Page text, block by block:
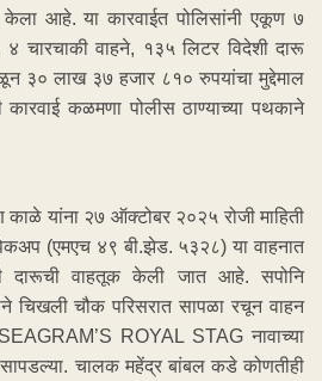
केला आहे. या कारवाईत पोलिसांनी एकूण ७
चारचाकी वाहने, १३५ लिटर विदेशी दारू
३० लाख ३७ हजार ८१० रुपयांचा मुद्देमाल
कळमणा पोलीस ठाण्याच्या पथकाने
काळे यांना २७ ऑक्टोबर २०२५ रोजी माहिती
(एमएच ४९ बी.झेड. ५३२८) या वाहनात
दारूची वाहतूक केली जात आहे. सपोनि
चिखली चौक परिसरात सापळा रचून वाहन
ROYAL STAG नावाच्या
सापडल्या. चालक महेंद्र बांबल कडे कोणतीही